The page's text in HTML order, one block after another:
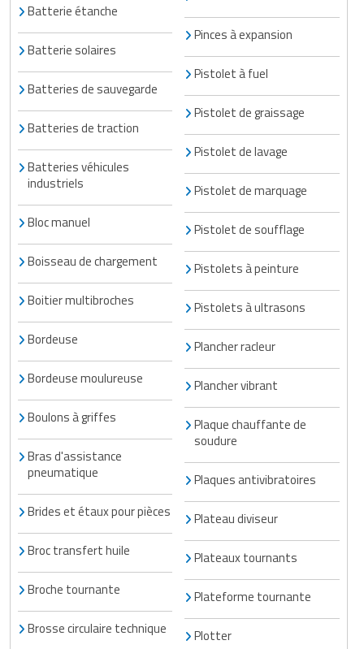
Batterie étanche
Batterie solaires
Batteries de sauvegarde
Batteries de traction
Batteries véhicules
industriels
Bloc manuel
Boisseau de chargement
Boitier multibroches
Bordeuse
Bordeuse moulureuse
Boulons à griffes
Bras d'assistance
pneumatique
Brides et étaux pour pièces
Broc transfert huile
Broche tournante
Brosse circulaire technique
Pinces à expansion
Pistolet à fuel
Pistolet de graissage
Pistolet de lavage
Pistolet de marquage
Pistolet de soufflage
Pistolets à peinture
Pistolets à ultrasons
Plancher racleur
Plancher vibrant
Plaque chauffante de
soudure
Plaques antivibratoires
Plateau diviseur
Plateaux tournants
Plateforme tournante
Plotter